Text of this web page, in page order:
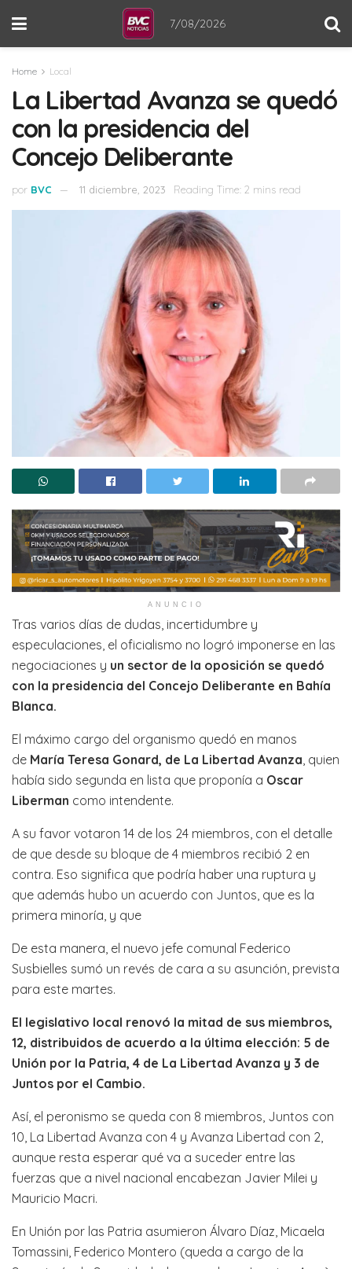
7/08/2026
Home Local
La Libertad Avanza se quedó
con la presidencia del
Concejo Deliberante
por BVC 11 diciembre, 2023 Reading Time: 2 mins read
ANUNCIO
Tras varios días de dudas, incertidumbre y
especulaciones, el oficialismo no logró imponerse en las
negociaciones y un sector de la oposición se quedó
con la presidencia del Concejo Deliberante en Bahía
Blanca.
El máximo cargo del organismo quedó en manos
de María Teresa Gonard, de La Libertad Avanza , quien
había sido segunda en lista que proponía a Oscar
Liberman como intendente.
A su favor votaron 14 de los 24 miembros, con el detalle
de que desde su bloque de 4 miembros recibió 2 en
contra. Eso significa que podría haber una ruptura y
que además hubo un acuerdo con Juntos, que es la
primera minoría, y que
De esta manera, el nuevo jefe comunal Federico
Susbielles sumó un revés de cara a su asunción, prevista
para este martes.
El legislativo local renovó la mitad de sus miembros,
12, distribuidos de acuerdo a la última elección: 5 de
Unión por la Patria, 4 de La Libertad Avanza y 3 de
Juntos por el Cambio.
Así, el peronismo se queda con 8 miembros, Juntos con
10, La Libertad Avanza con 4 y Avanza Libertad con 2,
aunque resta esperar qué va a suceder entre las
fuerzas que a nivel nacional encabezan Javier Milei y
Mauricio Macri.
En Unión por las Patria asumieron Álvaro Díaz, Micaela
Tomassini, Federico Montero (queda a cargo de la